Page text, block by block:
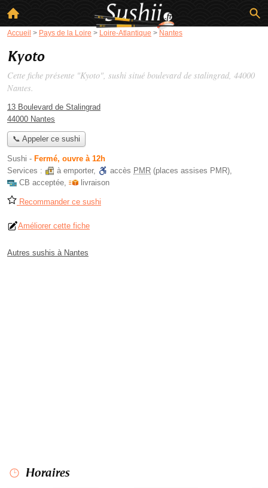
Accueil > Pays de la Loire > Loire-Atlantique > Nantes
Kyoto
Cette fiche présente "Kyoto", sushi situé boulevard de stalingrad, 44000
Nantes.
13 Boulevard de Stalingrad
44000 Nantes
📞 Appeler ce sushi
Sushi - Fermé, ouvre à 12h
Services :
à emporter, accès PMR (places assises PMR),
CB acceptée, livraison
Recommander ce sushi
Améliorer cette fiche
Autres sushis à Nantes
Horaires